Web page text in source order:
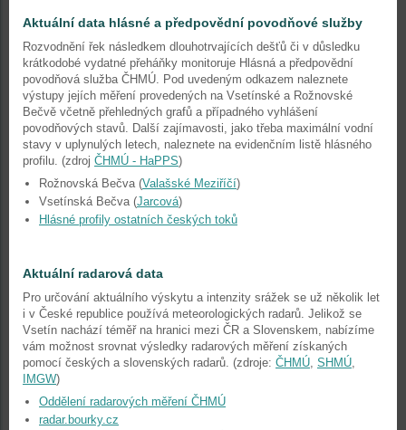
Aktuální data hlásné a předpovědní povodňové služby
Rozvodnění řek následkem dlouhotrvajících dešťů či v důsledku
krátkodobé vydatné přeháňky monitoruje Hlásná a předpovědní
povodňová služba ČHMÚ. Pod uvedeným odkazem naleznete
výstupy jejích měření provedených na Vsetínské a Rožnovské
Bečvě včetně přehledných grafů a případného vyhlášení
povodňových stavů. Další zajímavosti, jako třeba maximální vodní
stavy v uplynulých letech, naleznete na evidenčním listě hlásného
profilu. (zdroj ČHMÚ - HaPPS)
Rožnovská Bečva (Valašské Meziříčí)
Vsetínská Bečva (Jarcová)
Hlásné profily ostatních českých toků
Aktuální radarová data
Pro určování aktuálního výskytu a intenzity srážek se už několik let
i v České republice používá meteorologických radarů. Jelikož se
Vsetín nachází téměř na hranici mezi ČR a Slovenskem, nabízíme
vám možnost srovnat výsledky radarových měření získaných
pomocí českých a slovenských radarů. (zdroje: ČHMÚ, SHMÚ,
IMGW)
Oddělení radarových měření ČHMÚ
radar.bourky.cz